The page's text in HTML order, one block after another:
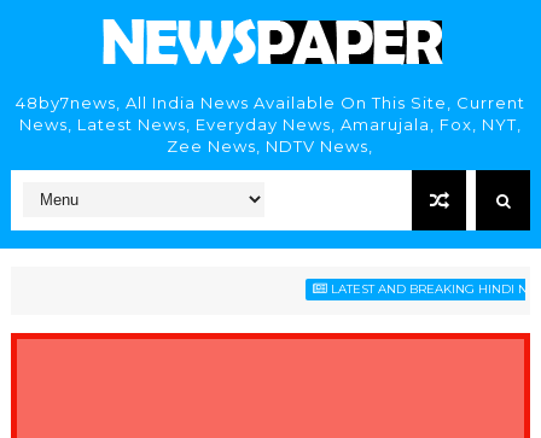
48by7news, All India News Available On This Site, Current
News, Latest News, Everyday News, Amarujala, Fox, NYT,
Zee News, NDTV News,
LATEST AND BREAKING HINDI